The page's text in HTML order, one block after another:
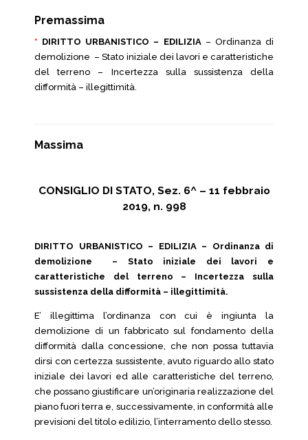
Premassima
* DIRITTO URBANISTICO – EDILIZIA – Ordinanza di
demolizione – Stato iniziale dei lavori e caratteristiche
del terreno – Incertezza sulla sussistenza della
difformità – illegittimità.
Massima
CONSIGLIO DI STATO, Sez. 6^ – 11 febbraio
2019, n. 998
DIRITTO URBANISTICO – EDILIZIA – Ordinanza di
demolizione – Stato iniziale dei lavori e
caratteristiche del terreno – Incertezza sulla
sussistenza della difformità – illegittimità.
E’ illegittima l’ordinanza con cui è ingiunta la
demolizione di un fabbricato sul fondamento della
difformità dalla concessione, che non possa tuttavia
dirsi con certezza sussistente, avuto riguardo allo stato
iniziale dei lavori ed alle caratteristiche del terreno,
che possano giustificare un’originaria realizzazione del
piano fuori terra e, successivamente, in conformità alle
previsioni del titolo edilizio, l’interramento dello stesso.